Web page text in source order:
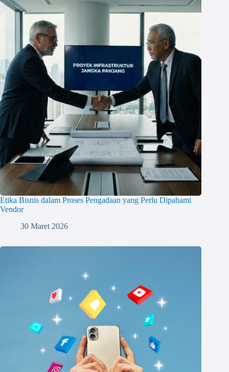
Etika Bisnis dalam Proses Pengadaan yang Perlu Dipahami
Vendor
30 Maret 2026